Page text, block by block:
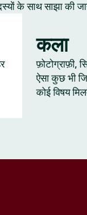
के साथ साझा की
कला
फ़ोटोग्राफ़ी,
ऐसा कुछ भी
कोई विषय